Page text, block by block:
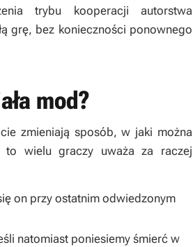
trybu kooperacji autorstwa
grę, bez konieczności ponownego
mod?
zmieniają sposób, w jaki można
wielu graczy uważa za raczej
on przy ostatnim odwiedzonym
natomiast poniesiemy śmierć w